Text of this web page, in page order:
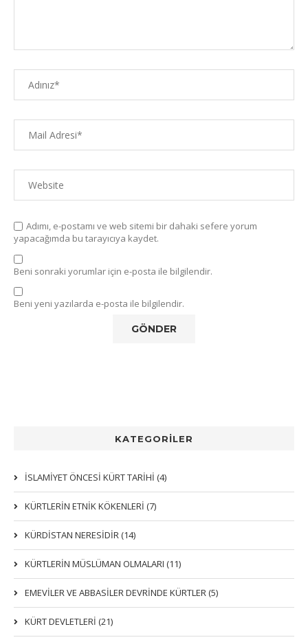
Adımı, e-postamı ve web sitemi bir dahaki sefere yorum
yapacağımda bu tarayıcıya kaydet.
Beni sonraki yorumlar için e-posta ile bilgilendir.
Beni yeni yazılarda e-posta ile bilgilendir.
KATEGORİLER
İSLAMİYET ÖNCESİ KÜRT TARİHİ (4)
KÜRTLERIN ETNIK KÖKENLERI (7)
KÜRDİSTAN NERESİDİR (14)
KÜRTLERİN MÜSLÜMAN OLMALARI (11)
EMEVİLER VE ABBASİLER DEVRİNDE KÜRTLER (5)
KÜRT DEVLETLERİ (21)